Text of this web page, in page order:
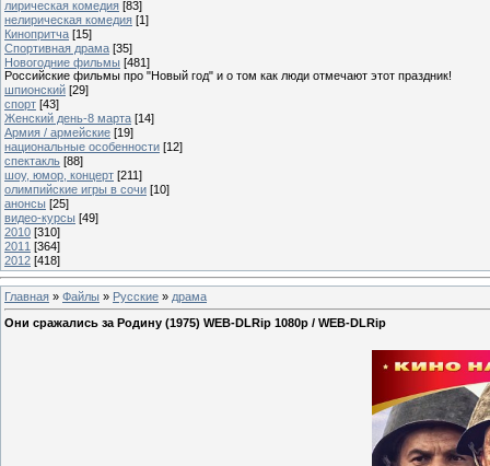
лирическая комедия [83]
нелирическая комедия [1]
Кинопритча [15]
Спортивная драма [35]
Новогодние фильмы [481]
Российские фильмы про "Новый год" и о том как люди отмечают этот праздник!
шпионский [29]
спорт [43]
Женский день-8 марта [14]
Армия / армейские [19]
национальные особенности [12]
спектакль [88]
шоу, юмор, концерт [211]
олимпийские игры в сочи [10]
анонсы [25]
видео-курсы [49]
2010 [310]
2011 [364]
2012 [418]
Главная » Файлы » Русские » драма
Они сражались за Родину (1975) WEB-DLRip 1080p / WEB-DLRip